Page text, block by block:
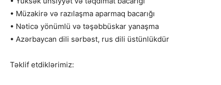
• Müzakirə və razılaşma aparmaq bacarığı
• Nəticə yönümlü və təşəbbüskar yanaşma
• Azərbaycan dili sərbəst, rus dili üstünlükdür
Təklif etdiklərimiz: